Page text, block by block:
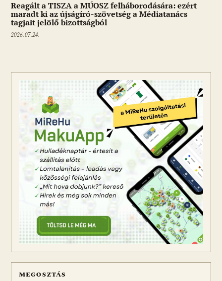
Reagált a TISZA a MÚOSZ felháborodására: ezért
maradt ki az újságíró-szövetség a Médiatanács
tagjait jelölő bizottságból
2026.07.24.
MEGOSZTÁS